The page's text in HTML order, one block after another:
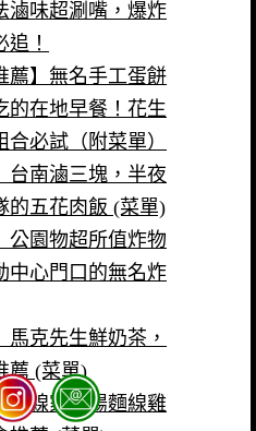
滷味超涮嘴，爆炸
！
薦】無名手工蛋餅
的在地早餐！花生
必試（附菜單）
台南滷三塊，半夜
的五花肉飯 (菜單)
公園物超所值炸物
中心門口的無名炸
馬克先生鮮奶茶，
薦 (菜單)
龍線家大腸麵線雞